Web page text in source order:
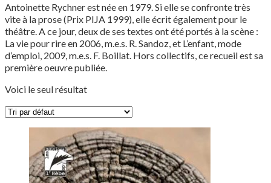
Antoinette Rychner est née en 1979. Si elle se confronte très
vite à la prose (Prix PIJA 1999), elle écrit également pour le
théâtre. A ce jour, deux de ses textes ont été portés à la scène :
La vie pour rire en 2006, m.e.s. R. Sandoz, et L’enfant, mode
d’emploi, 2009, m.e.s. F. Boillat. Hors collectifs, ce recueil est sa
première oeuvre publiée.
Voici le seul résultat